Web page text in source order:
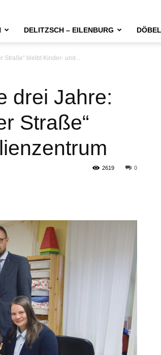
DELITZSCH – EILENBURG
Straße“ bleibt Kinder- und...
drei Jahre:
Straße“
0
2619